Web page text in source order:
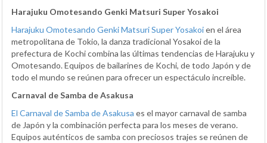
Harajuku Omotesando Genki Matsuri Super Yosakoi
Harajuku Omotesando Genki Matsuri Super Yosakoien el área
metropolitana de Tokio, la danza tradicional Yosakoi de la
prefectura de Kochi combina las últimas tendencias de Harajuku y
Omotesando. Equipos de bailarines de Kochi, de todo Japón y de
todo el mundo se reúnen para ofrecer un espectáculo increíble.
Carnaval de Samba de Asakusa
El Carnaval de Samba de Asakusa es el mayor carnaval de samba
de Japón y la combinación perfecta para los meses de verano.
Equipos auténticos de samba con preciosos trajes se reúnen de